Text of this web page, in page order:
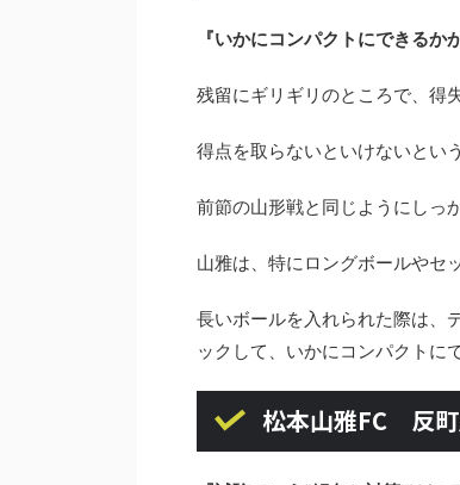
『いかにコンパクトにできるか
残留にギリギリのところで、得
得点を取らないといけないとい
前節の山形戦と同じようにしっ
山雅は、特にロングボールやセ
長いボールを入れられた際は、
ックして、いかにコンパクトに
松本山雅FC 反